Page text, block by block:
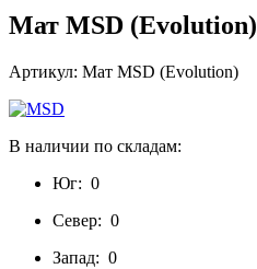
Мат MSD (Evolution)
Артикул: Мат MSD (Evolution)
В наличии по складам:
Юг: 0
Север: 0
Запад: 0